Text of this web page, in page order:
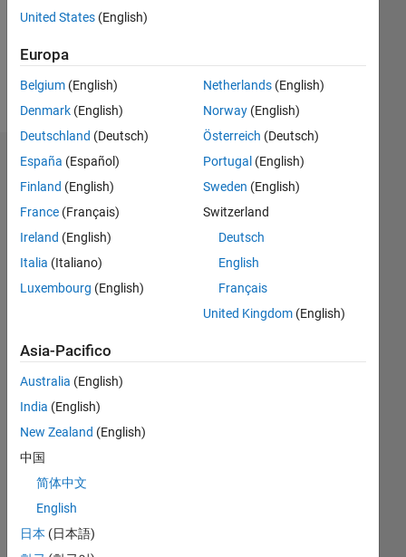
Following:
Follow
Badge
Kev's
Badge
MATLAB
AnswersTutto
Thankful Level 1
15 Sep 2020
Guarda
tutto
Badge
United States (English)
Europa
Belgium (English)
Denmark (English)
Deutschland (Deutsch)
España (Español)
Finland (English)
France (Français)
Ireland (English)
Italia (Italiano)
Luxembourg (English)
Netherlands(English)
Norway(English)
Österreich (Deutsch)
Portugal (English)
Sweden (English)
Switzerland
Deutsch
English
Français
United Kingdom(English)
Asia-Pacifico
Australia (English)
India (English)
New Zealand (English)
中国
简体中文
English
日本 (日本語)